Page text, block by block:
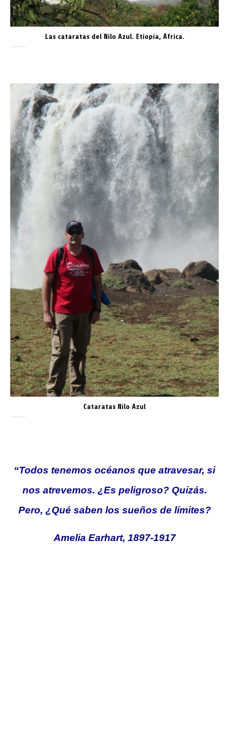
Las cataratas del Nilo Azul. Etiopía, África.
Cataratas Nilo Azul
“Todos tenemos océanos que atravesar, si
nos atrevemos. ¿Es peligroso? Quizás.
Pero, ¿Qué saben los sueños de límites?
Amelia Earhart, 1897-1917